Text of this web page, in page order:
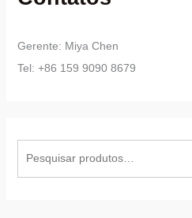
Gerente: Miya Chen
Tel: +86 159 9090 8679